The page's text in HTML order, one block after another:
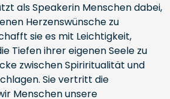
als Speakerin Menschen dabei,
Herzenswünsche zu
sie es mit Leichtigkeit,
Tiefen ihrer eigenen Seele zu
zwischen Spiriritualität und
Sie vertritt die
Menschen unsere